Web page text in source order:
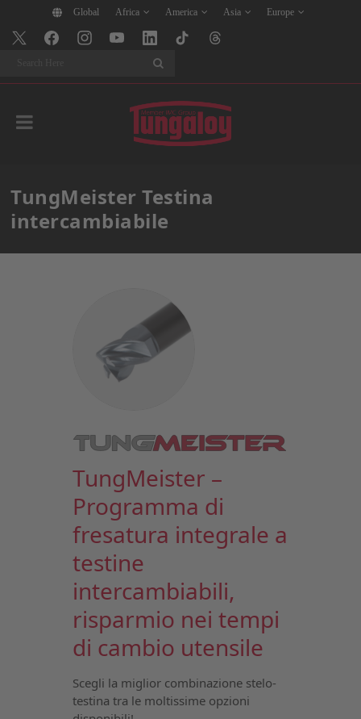
Global Africa America Asia Europe
TungMeister Testina
intercambiabile
TungMeister –
Programma di
fresatura integrale a
testine
intercambiabili,
risparmio nei tempi
di cambio utensile
Scegli la miglior combinazione stelo-
testina tra le moltissime opzioni